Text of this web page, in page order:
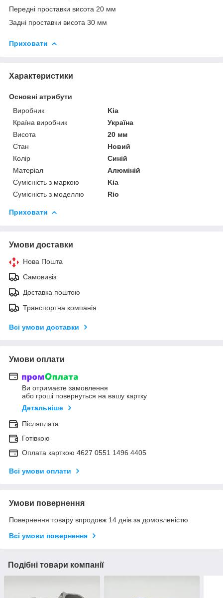
Передні проставки висота 20 мм
Задні проставки висота 30 мм
Приховати
Характеристики
Основні атрибути
Виробник
Kia
Країна виробник
Україна
Висота
20 мм
Стан
Новий
Колір
Синій
Матеріал
Алюміній
Сумісність з маркою
Kia
Сумісність з моделлю
Rio
Приховати
Умови доставки
Нова Пошта
Самовивіз
Доставка поштою
Транспортна компанія
Всі умови доставки
Умови оплати
Ви отримаєте замовлення
або гроші повернуться на вашу картку
Детальніше
Післяплата
Готівкою
Оплата карткою 4627 0551 1496 4405
Всі умови оплати
Умови повернення
Повернення товару впродовж 14 днів за домовленістю
Всі умови повернення
Подібні товари компанії